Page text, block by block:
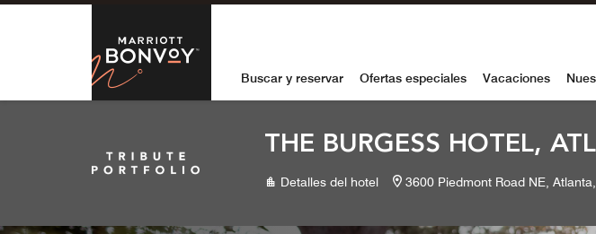
Skip to Content
Marriott Bonvoy
Buscar y reservar Ofertas especiales Vacaciones
THE BURGESS HOTEL,
Detalles del hotel 3600 Piedmont Road NE,